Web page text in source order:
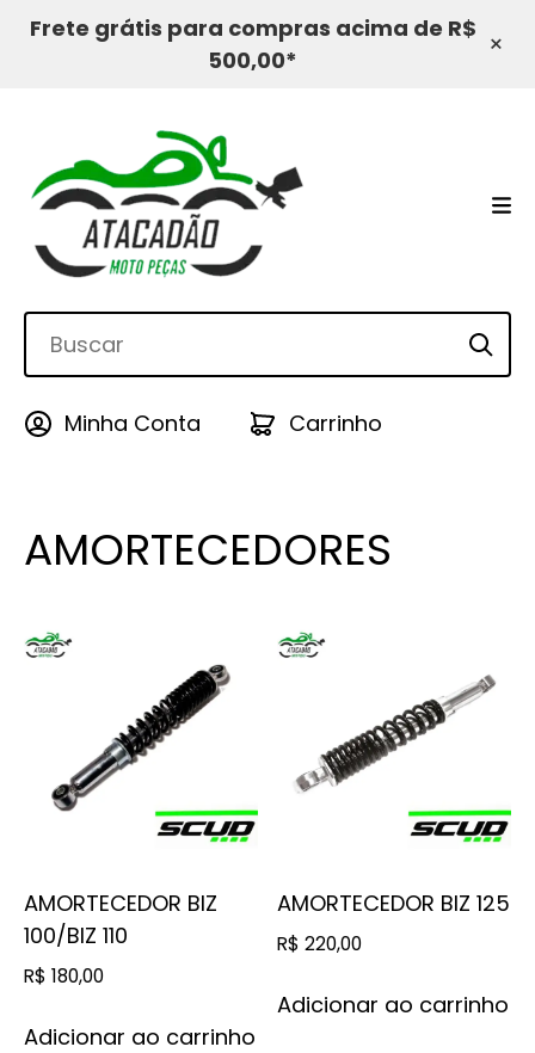
Frete grátis para compras acima de R$
500,00*
×
Minha Conta Carrinho
AMORTECEDORES
AMORTECEDOR BIZ
100/BIZ 110
R$ 180,00
Adicionar ao carrinho
AMORTECEDOR BIZ 125
R$ 220,00
Adicionar ao carrinho